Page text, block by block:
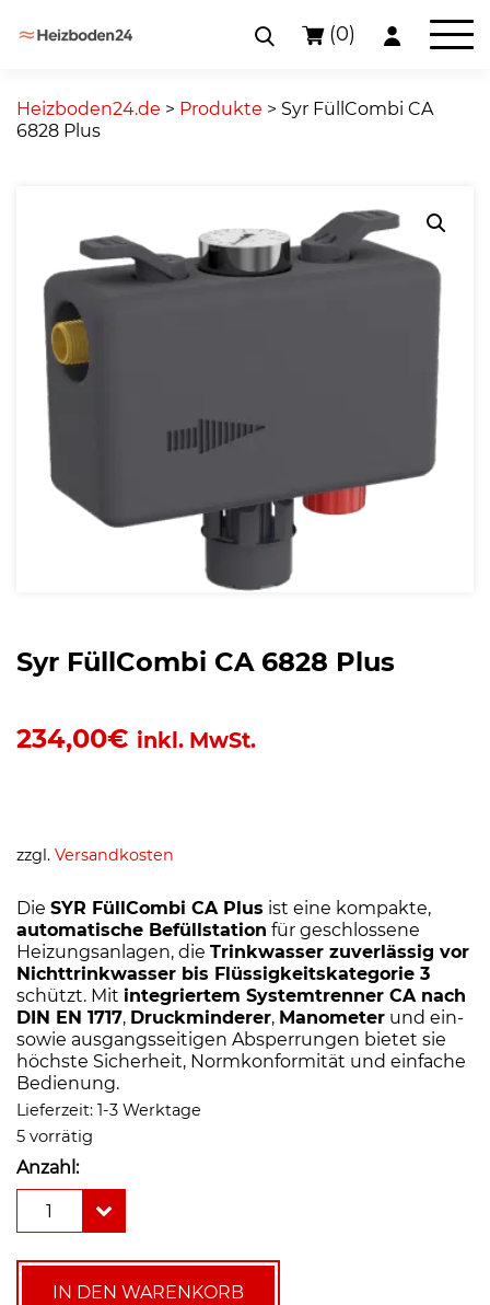
content
(0)
Heizboden24.de > Produkte > Syr FüllCombi CA
6828 Plus
Syr FüllCombi CA 6828 Plus
234,00€ inkl. MwSt.
zzgl. Versandkosten
Die SYR FüllCombi CA Plus ist eine kompakte,
automatische Befüllstation für geschlossene
Heizungsanlagen, die Trinkwasser zuverlässig vor
Nichttrinkwasser bis Flüssigkeitskategorie 3
schützt. Mit integriertem Systemtrenner CA nach
DIN EN 1717, Druckminderer, Manometer und ein-
sowie ausgangsseitigen Absperrungen bietet sie
höchste Sicherheit, Normkonformität und einfache
Bedienung.
Lieferzeit: 1-3 Werktage
5 vorrätig
Anzahl:
FüllCombi
6828
1
IN DEN WARENKORB